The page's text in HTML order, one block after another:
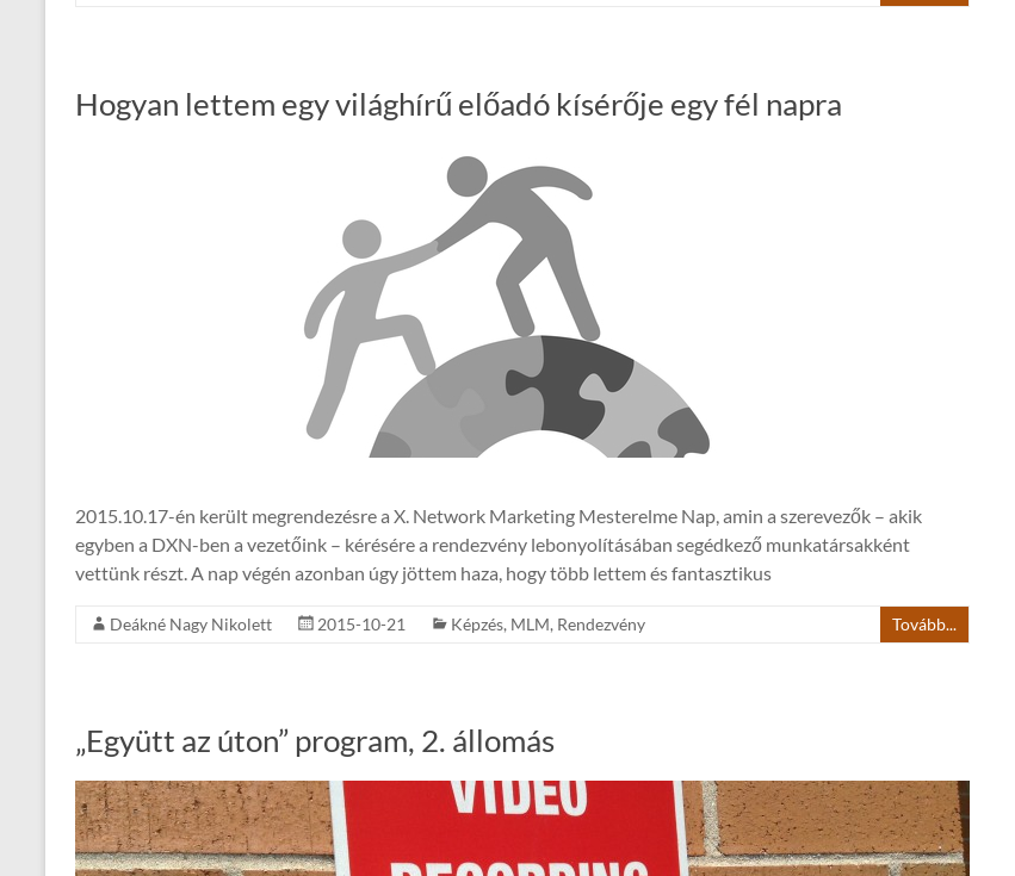
Hogyan lettem egy világhírű előadó kísérője egy fél napra
2015.10.17-én került megrendezésre a X. Network Marketing Mesterelme Nap, amin a szerevezők – akik
egyben a DXN-ben a vezetőink – kérésére a rendezvény lebonyolításában segédkező munkatársakként
vettünk részt. A nap végén azonban úgy jöttem haza, hogy több lettem és fantasztikus
Deákné Nagy Nikolett 2015-10-21 Képzés, MLM, Rendezvény Tovább...
„Együtt az úton” program, 2. állomás